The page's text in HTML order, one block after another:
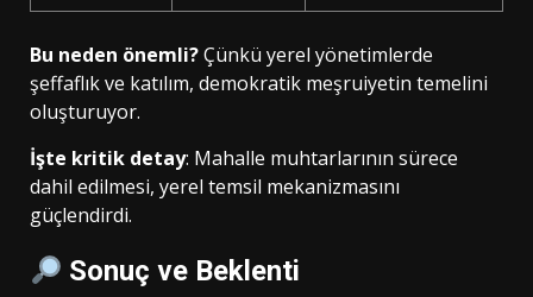
Bu neden önemli?Çünkü yerel yönetimlerde
şeffaflık ve katılım, demokratik meşruiyetin temelini
oluşturuyor.
İşte kritik detay: Mahalle muhtarlarının sürece
dahil edilmesi, yerel temsil mekanizmasını
güçlendirdi.
Sonuç ve Beklenti